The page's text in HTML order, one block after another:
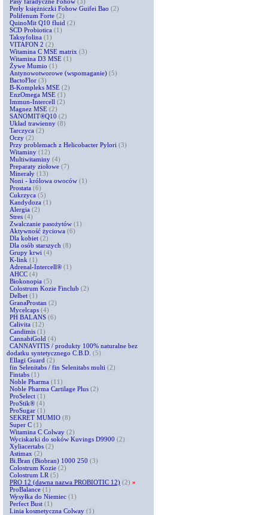
Perły księżniczki Fohow Guifei Bao (2)
Polifenum Forte (2)
QuinoMit Q10 fluid (2)
SCD Probiotica (1)
Taksyfolina (1)
VITAFON 2 (2)
Witamina C MSE matrix (3)
Witamina D3 MSE (1)
Żywe Mumio (1)
Antynowotworowe (wspomaganie) (5)
BactoFlor (3)
B-Kompleks MSE (2)
EnzOmega MSE (1)
Immun-Intercell (2)
Magnez MSE (2)
SANOMIT®Q10 (2)
Układ trawienny (8)
Tarczyca (2)
Oczy (2)
Przy problemach z Helicobacter Pylori (3)
Witaminy (12)
Multiwitaminy (4)
Preparaty ziołowe (7)
Minerały (13)
Noni - królowa owoców (1)
Prostata (6)
Cukrzyca (5)
Kandydoza (1)
Alergia (2)
Stres (4)
Zwalczanie pasożytów (1)
Aktywność życiowa (6)
Dla kobiet (2)
Dla osób starszych (8)
Grupy krwi (4)
K-link (1)
Adrenal-Intercell® (1)
AHCC (4)
Biokonopia (5)
Colostrum Kozie Finclub (2)
Delbet (1)
GranaProstan (2)
Mycelcaps (4)
PH BALANS (6)
Calivita (12)
Candimis (1)
CannabiGold (4)
CANNAVITIS / produkty 100% naturalne bez
dodatku syntetycznego C.B.D. (5)
Ellagi Guard (2)
fin Selenitabs / fin Selenitabs multi (2)
Fintabs (1)
Noble Pharma (11)
Noble Pharma Cartilage Plus (2)
ProSelect (1)
ProStik® (4)
ProSugar (1)
SEKRET MUMIO (8)
Super C (1)
Witamina C Colway (2)
Wyciskarki do soków Kuvings D9900 (2)
Xyliacertabs (2)
Astimax (2)
Bi.Bran (Biobran) 1000 250 (3)
Colostrum Kozie (2)
Colostrum LR (5)
PRO 12 (dawna nazwa PROBIOTIC 12) (2) »
ProBalance (1)
Wysyłka do Niemiec (1)
Perfect Bust (1)
Linia kosmetyczna Colway (1)